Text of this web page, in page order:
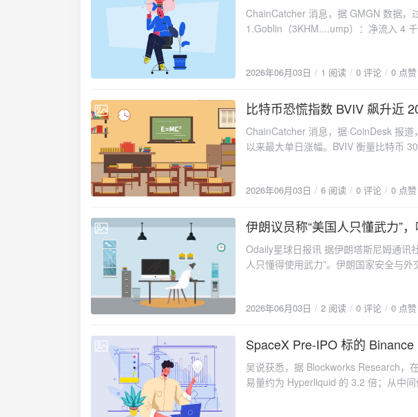
ChainCatcher 消息，据 GMGN 数据，
1.Goblin（3KHM....ump）：净流入 4
4.HermesWorld（2YF1....hH9）：净流
2026年06月03日 1 阅读 0 评论 0 点赞
2026-06-03
比特币恐慌指数 BVIV 飙升近
ChainCatcher 消息，据 CoinDesk 报
以来最大单日涨幅。BVIV 衡量比特币
跌是有序抛售而非恐慌。但周二比特币
大幅飙升是否只是一日波动还是持续波
2026年06月03日 6 阅读 0 评论 0 点赞
2026-06-03
伊朗议员称“美国人只懂武力”
Odaily星球日报讯 据伊朗塔斯尼姆通讯
人只懂得使用武力”。伊朗国家安全与
2026年06月03日 2 阅读 0 评论 0 点赞
2026-06-03
SpaceX Pre-IPO 标的
吴说获悉，据 Blockworks Research，
易量约为 Hyperliquid 的 3.2 倍；从中